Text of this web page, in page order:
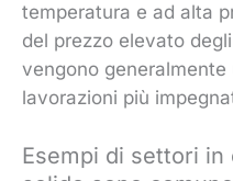
temperatura e ad alta
del prezzo elevato
vengono
lavorazioni più
Esempi di settori in